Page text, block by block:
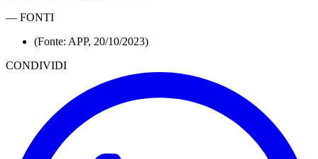
— FONTI
(Fonte: APP, 20/10/2023)
CONDIVIDI